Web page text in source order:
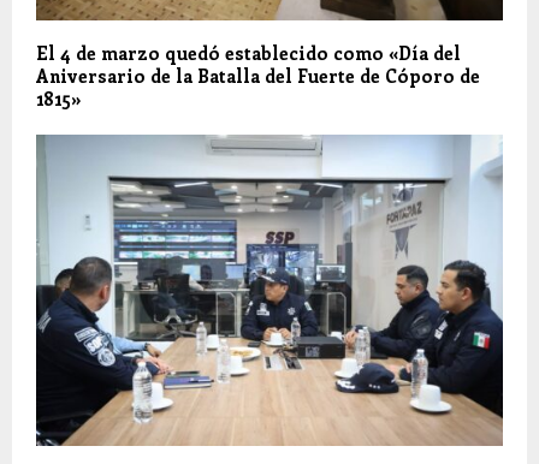
El 4 de marzo quedó establecido como «Día del
Aniversario de la Batalla del Fuerte de Cóporo de
1815»